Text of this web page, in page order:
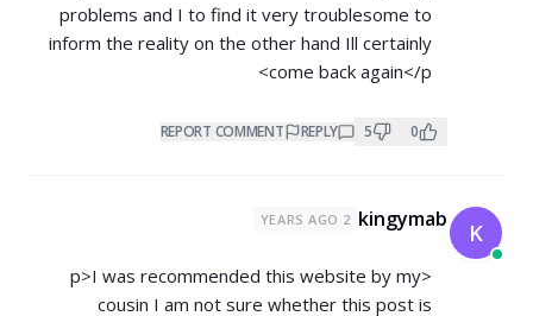
problems and I to find it very troublesome to
inform the reality on the other hand Ill certainly
come back again</p>
0
5
REPLY
REPORT COMMENT
K
kingymab
2 YEARS AGO
<p>I was recommended this website by my
cousin I am not sure whether this post is